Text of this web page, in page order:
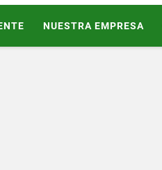
NUESTRA EMPRESA